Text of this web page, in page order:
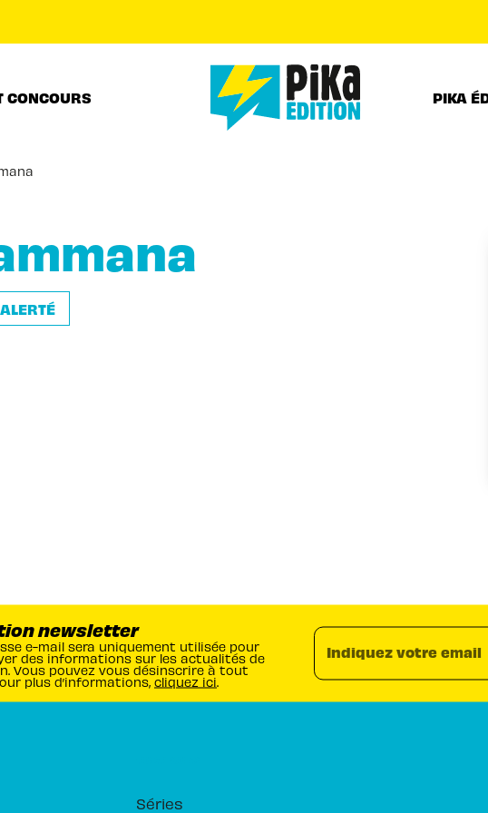
CONCOURS PIKA
newsletter
e-mail sera uniquement utilisée pour
des informations sur les actualités de
Vous pouvez vous désinscrire à tout
plus d’informations, cliquez ici.
Indiquez votre email
Séries